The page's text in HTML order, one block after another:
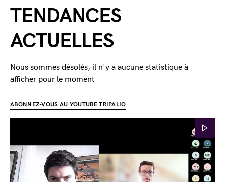
TENDANCES
ACTUELLES
Nous sommes désolés, il n'y a aucune statistique à
afficher pour le moment
ABONNEZ-VOUS AU YOUTUBE TRIPALIO